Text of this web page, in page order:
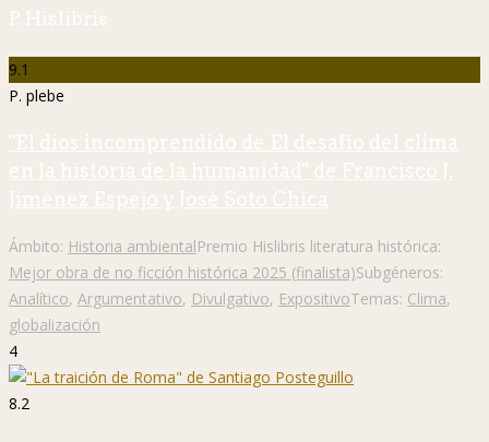
P. Hislibris
9.1
P. plebe
"El dios incomprendido de El desafío del clima
en la historia de la humanidad" de Francisco J.
Jiménez Espejo y José Soto Chica
Ámbito: Historia ambientalPremio Hislibris literatura histórica:
Mejor obra de no ficción histórica 2025 (finalista)Subgéneros:
Analítico, Argumentativo, Divulgativo, ExpositivoTemas: Clima,
globalización
4
8.2